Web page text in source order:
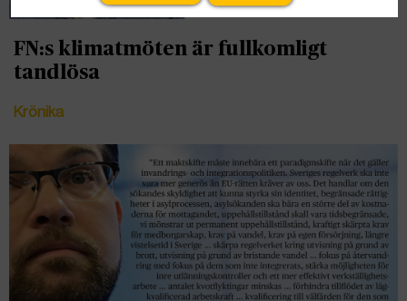
FN:s klimatmöten är fullkomligt
tandlösa
Krönika